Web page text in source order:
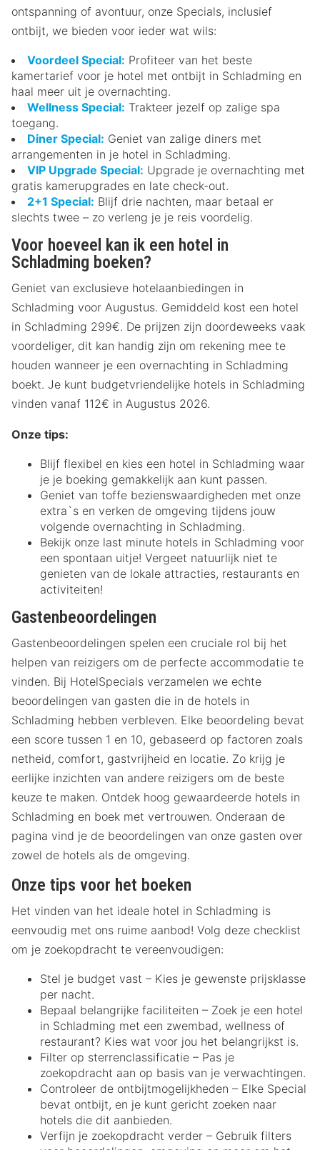
ontspanning of avontuur, onze Specials, inclusief
ontbijt, we bieden voor ieder wat wils:
Voordeel Special: Profiteer van het beste
kamertarief voor je hotel met ontbijt in Schladming en
haal meer uit je overnachting.
Wellness Special: Trakteer jezelf op zalige spa
toegang.
Diner Special: Geniet van zalige diners met
arrangementen in je hotel in Schladming.
VIP Upgrade Special: Upgrade je overnachting met
gratis kamerupgrades en late check-out.
2+1 Special: Blijf drie nachten, maar betaal er
slechts twee – zo verleng je je reis voordelig.
Voor hoeveel kan ik een hotel in
Schladming boeken?
Geniet van exclusieve hotelaanbiedingen in
Schladming voor Augustus. Gemiddeld kost een hotel
in Schladming 299€. De prijzen zijn doordeweeks vaak
voordeliger, dit kan handig zijn om rekening mee te
houden wanneer je een overnachting in Schladming
boekt. Je kunt budgetvriendelijke hotels in Schladming
vinden vanaf 112€ in Augustus 2026.
Onze tips:
Blijf flexibel en kies een hotel in Schladming waar
je je boeking gemakkelijk aan kunt passen.
Geniet van toffe bezienswaardigheden met onze
extra`s en verken de omgeving tijdens jouw
volgende overnachting in Schladming.
Bekijk onze last minute hotels in Schladming voor
een spontaan uitje! Vergeet natuurlijk niet te
genieten van de lokale attracties, restaurants en
activiteiten!
Gastenbeoordelingen
Gastenbeoordelingen spelen een cruciale rol bij het
helpen van reizigers om de perfecte accommodatie te
vinden. Bij HotelSpecials verzamelen we echte
beoordelingen van gasten die in de hotels in
Schladming hebben verbleven. Elke beoordeling bevat
een score tussen 1 en 10, gebaseerd op factoren zoals
netheid, comfort, gastvrijheid en locatie. Zo krijg je
eerlijke inzichten van andere reizigers om de beste
keuze te maken. Ontdek hoog gewaardeerde hotels in
Schladming en boek met vertrouwen. Onderaan de
pagina vind je de beoordelingen van onze gasten over
zowel de hotels als de omgeving.
Onze tips voor het boeken
Het vinden van het ideale hotel in Schladming is
eenvoudig met ons ruime aanbod! Volg deze checklist
om je zoekopdracht te vereenvoudigen:
Stel je budget vast – Kies je gewenste prijsklasse
per nacht.
Bepaal belangrijke faciliteiten – Zoek je een hotel
in Schladming met een zwembad, wellness of
restaurant? Kies wat voor jou het belangrijkst is.
Filter op sterrenclassificatie – Pas je
zoekopdracht aan op basis van je verwachtingen.
Controleer de ontbijtmogelijkheden – Elke Special
bevat ontbijt, en je kunt gericht zoeken naar
hotels die dit aanbieden.
Verfijn je zoekopdracht verder – Gebruik filters